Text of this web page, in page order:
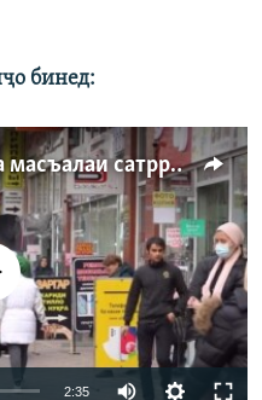
бинед:
Дар Душанбе дигарбора масъалаи сатрро бардоштанд
намекунад
2:35